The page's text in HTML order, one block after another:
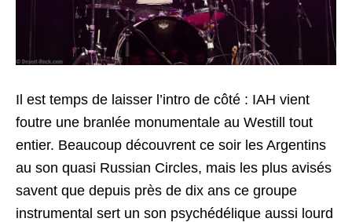
Il est temps de laisser l’intro de côté : IAH vient
foutre une branlée monumentale au Westill tout
entier. Beaucoup découvrent ce soir les Argentins
au son quasi Russian Circles, mais les plus avisés
savent que depuis près de dix ans ce groupe
instrumental sert un son psychédélique aussi lourd